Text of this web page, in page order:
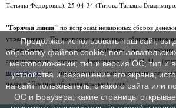
Татьяна Федоровна), 25-04-34 (Титова Татьяна
"Горячая линия"по вопросам незаконных сборов
учреждениях: По вопросам незаконных сборов
учреждениях вы можете сообщить по телефону
администрации города Дзержинска: 25-04-34
информацияпо антикоррупционным мероприятиям
разделе "Платные образовательные услуги".
Продолжая использовать наш сайт, вы
обработку файлов cookie,
местоположении; тип и версия ОС; тип и
устройства и разрешение его экрана;
на сайт пользователь; с какого сайта или
ОС и Браузера; какие страницы